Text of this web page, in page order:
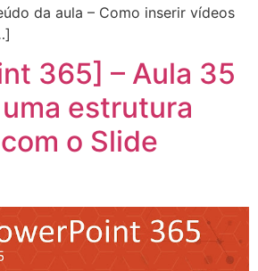
da aula – Como inserir vídeos
365] – Aula 35
estrutura
o Slide